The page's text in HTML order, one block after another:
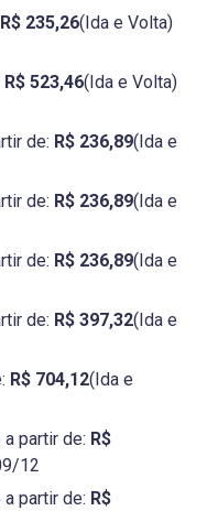
R$ 235,26(Ida e Volta)
R$ 523,46(Ida e Volta)
de: R$ 236,89(Ida e
de: R$ 236,89(Ida e
de: R$ 236,89(Ida e
de: R$ 397,32(Ida e
R$ 704,12(Ida e
partir de: R$
12
partir de: R$